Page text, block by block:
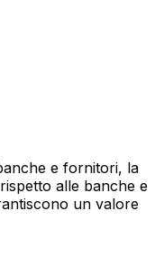
e fornitori, la
alle banche e
un valore